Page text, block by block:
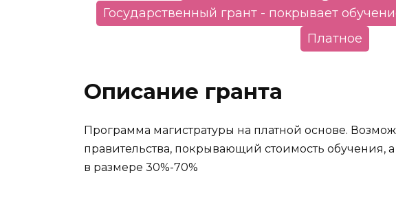
Государственный грант - покрывает
Платное
Описание гранта
Программа магистратуры на платной основе.
правительства, покрывающий стоимость обучения,
в размере 30%-70%